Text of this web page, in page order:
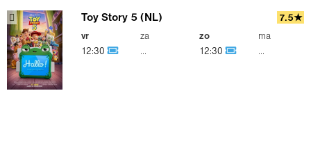
Toy Story 5 (NL) 7.5★
vr
12:30
za
...
zo
12:30
ma
...